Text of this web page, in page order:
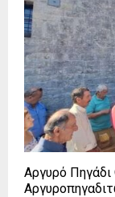
Αργυρό